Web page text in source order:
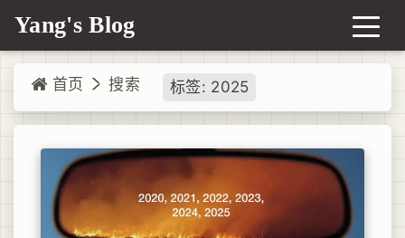
Yang's Blog
首页 搜索 标签: 2025